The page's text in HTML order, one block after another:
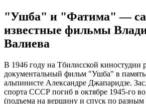
"Ушба" и "Фатима" —
известные фильмы
Валиева
В 1946 году на Тбилисской киностудии
документальный фильм "Ушба" в память
альпинисте Александре Джапаридзе.
спорта СССР погиб в октябре 1945-го во
(подъема на вершину и спуск по